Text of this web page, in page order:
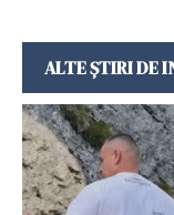
ALTE ȘTIRI DE